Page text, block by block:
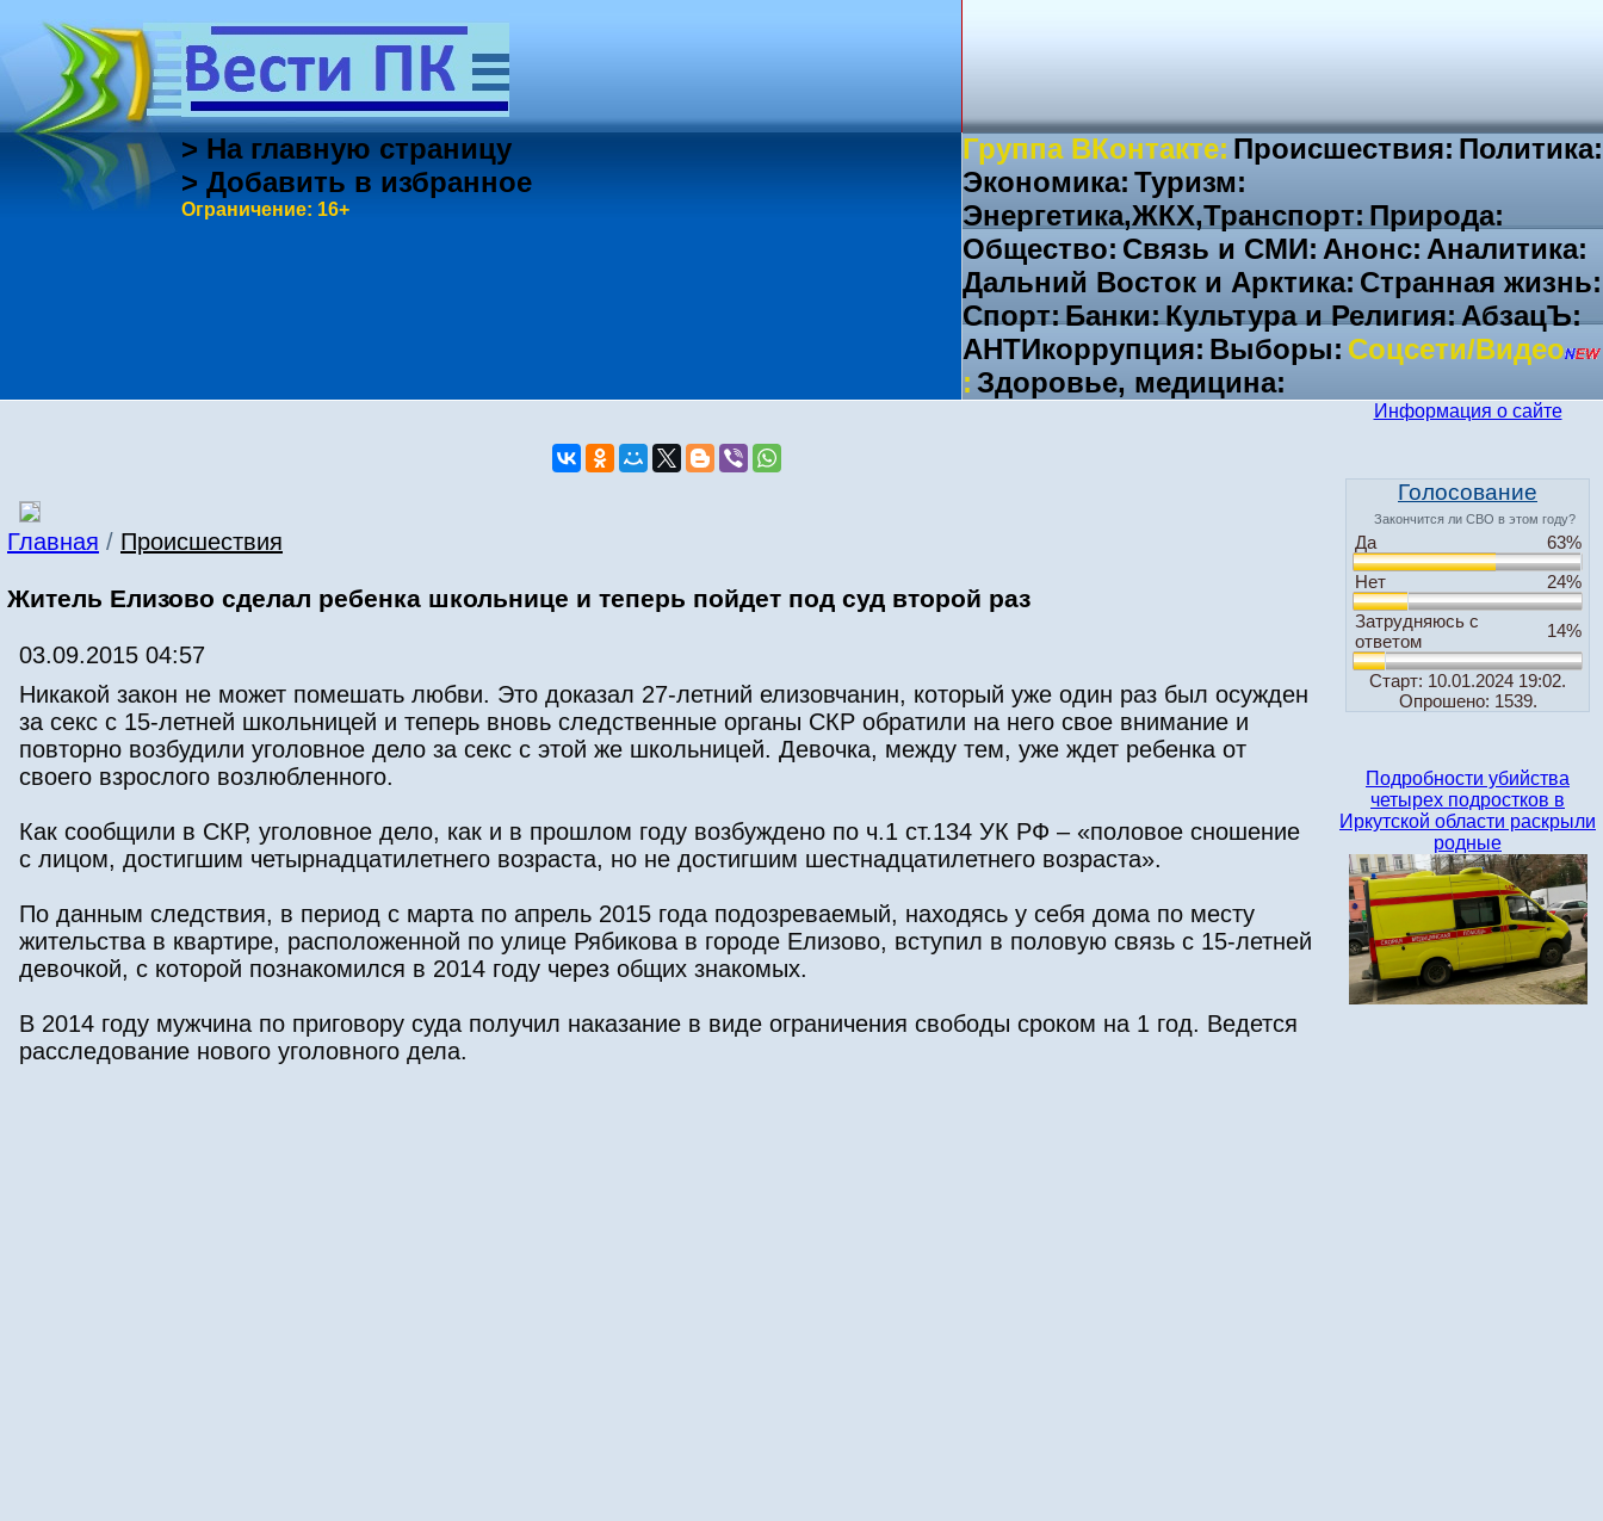
> На главную страницу
> Добавить в избранное
Ограничение: 16+
Группа ВКонтакте: Происшествия: Политика:
Экономика: Туризм:
Энергетика,ЖКХ,Транспорт: Природа:
Общество: Связь и СМИ: Анонс: Аналитика:
Дальний Восток и Арктика: Странная жизнь:
Спорт:Банки:Культура и Религия:АбзацЪ:
АНТИкоррупция: Выборы: Соцсети/Видео
: Здоровье, медицина:
Главная / Происшествия
Житель Елизово сделал ребенка школьнице и теперь пойдет под суд второй раз
03.09.2015 04:57
Никакой закон не может помешать любви. Это доказал 27-летний елизовчанин, который уже один раз был осужден
за секс с 15-летней школьницей и теперь вновь следственные органы СКР обратили на него свое внимание и
повторно возбудили уголовное дело за секс с этой же школьницей. Девочка, между тем, уже ждет ребенка от
своего взрослого возлюбленного.
Как сообщили в СКР, уголовное дело, как и в прошлом году возбуждено по ч.1 ст.134 УК РФ – «половое сношение
с лицом, достигшим четырнадцатилетнего возраста, но не достигшим шестнадцатилетнего возраста».
По данным следствия, в период с марта по апрель 2015 года подозреваемый, находясь у себя дома по месту
жительства в квартире, расположенной по улице Рябикова в городе Елизово, вступил в половую связь с 15-летней
девочкой, с которой познакомился в 2014 году через общих знакомых.
В 2014 году мужчина по приговору суда получил наказание в виде ограничения свободы сроком на 1 год. Ведется
расследование нового уголовного дела.
Информация о сайте
Голосование
Закончится ли СВО в этом году?
Да
63%
Нет
24%
Затрудняюсь с
ответом
14%
Старт: 10.01.2024 19:02.
Опрошено: 1539.
Подробности убийства
четырех подростков в
Иркутской области раскрыли
родные